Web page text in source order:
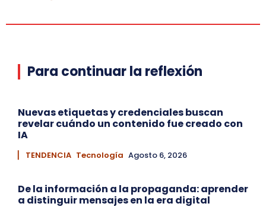
Para continuar la reflexión
Nuevas etiquetas y credenciales buscan
revelar cuándo un contenido fue creado con
IA
▏ TENDENCIA Tecnología Agosto 6, 2026
De la información a la propaganda: aprender
a distinguir mensajes en la era digital